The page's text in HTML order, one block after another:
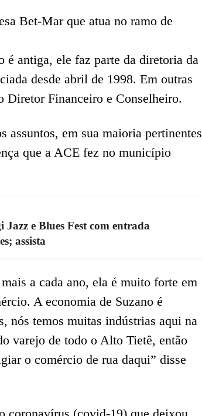
Bet-Mar que atua no ramo de
é antiga, ele faz parte da diretoria da
desde abril de 1998. Em outras
Diretor Financeiro e Conselheiro.
assuntos, em sua maioria pertinentes
que a ACE fez no município
e Blues Fest com entrada
assista
a cada ano, ela é muito forte em
A economia de Suzano é
nós temos muitas indústrias aqui na
varejo de todo o Alto Tietê, então
o comércio de rua daqui” disse